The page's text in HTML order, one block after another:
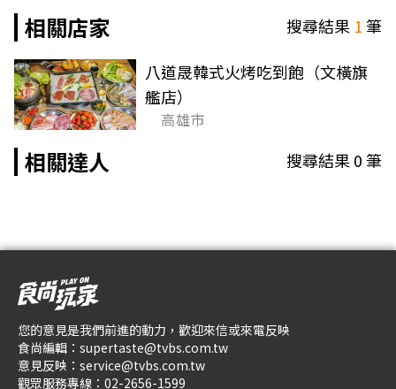
相關店家 搜尋結果 1筆
八道晟韓式火烤吃到飽（文橫旗
艦店）
高雄市
相關達人 搜尋結果0筆
您的意見是我們前進的動力，歡迎來信或來電反映
食尚編輯： supertaste@tvbs.com.tw
意見反映： service@tvbs.com.tw
觀眾服務專線： 02-2656-1599